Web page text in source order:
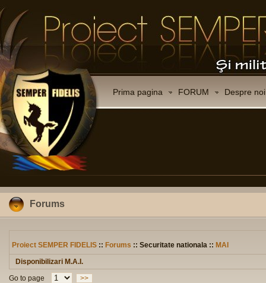
Prima pagina FORUM Despre noi
Forums
Proiect SEMPER FIDELIS :: Forums :: Securitate nationala :: MAI
Disponibilizari M.A.I.
Go to page
>>